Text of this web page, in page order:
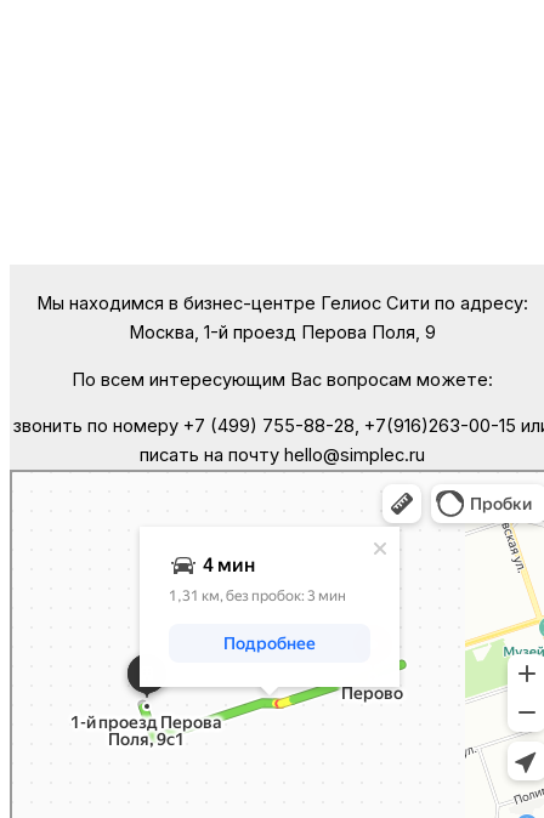
Мы находимся в бизнес-центре Гелиос Сити по адресу:
Москва, 1-й проезд Перова Поля, 9
По всем интересующим Вас вопросам можете:
звонить по номеру +7 (499) 755-88-28, +7(916)263-00-15
писать на почту hello@simplec.ru